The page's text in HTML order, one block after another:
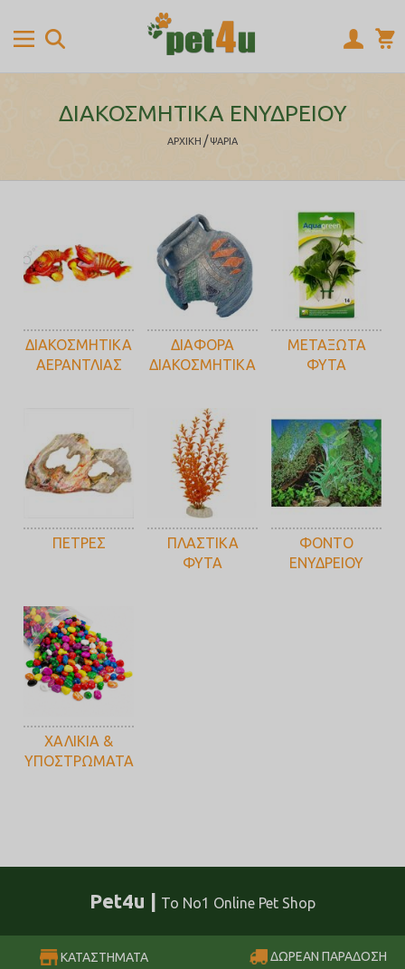
ΔΙΑΚΟΣΜΗΤΙΚΑ ΕΝΥΔΡΕΙΟΥ
ΑΡΧΙΚΉ / ΨΑΡΙΑ
ΔΙΑΚΟΣΜΗΤΙΚΑ
ΑΕΡΑΝΤΛΙΑΣ
ΔΙΑΦΟΡΑ
ΔΙΑΚΟΣΜΗΤΙΚΑ
ΜΕΤΑΞΩΤΑ
ΦΥΤΑ
ΠΕΤΡΕΣ
ΠΛΑΣΤΙΚΑ
ΦΥΤΑ
ΦΟΝΤΟ
ΕΝΥΔΡΕΙΟΥ
ΧΑΛΙΚΙΑ &
ΥΠΟΣΤΡΩΜΑΤΑ
Pet4u | Το No1 Online Pet Shop
ΚΑΤΑΣΤΗΜΑΤΑ ΔΩΡΕΑΝ ΠΑΡΑΔΟΣΗ